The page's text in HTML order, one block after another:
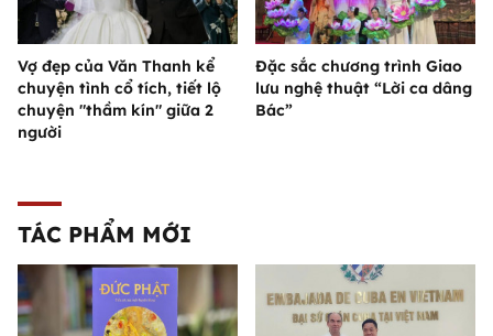
Vợ đẹp của Văn Thanh kể
chuyện tình cổ tích, tiết lộ
chuyện "thầm kín" giữa 2
người
Đặc sắc chương trình Giao
lưu nghệ thuật “Lời ca dâng
Bác”
TÁC PHẨM MỚI